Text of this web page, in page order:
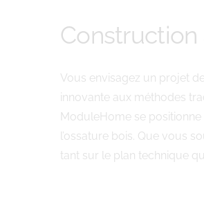
Vous envisagez un projet
innovante aux méthodes
ModuleHome se
l’ossature bois. Que vous
tant sur le plan technique